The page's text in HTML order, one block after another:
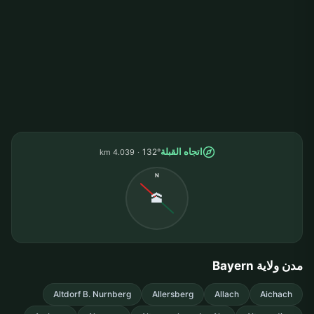
اتجاه القبلة132°
4.039 km
N
🕋
مدن ولاية Bayern
Aichach
Allach
Allersberg
Altdorf B. Nurnberg